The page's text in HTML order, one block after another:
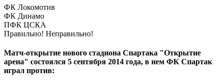
ФК Локомотив
ФК Динамо
ПФК ЦСКА
Правильно! Неправильно!
Матч-открытие нового стадиона Спартака "Открытие
арена" состоялся 5 сентября 2014 года, в нем ФК Спартак
играл против: